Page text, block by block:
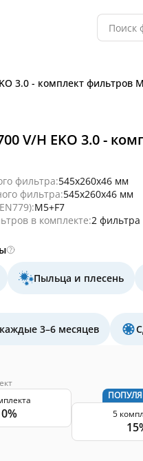
3.0 - комплект фильтров
V/H EKO 3.0 -
фильтра:545x260x46 мм
фильтра:545x260x46 мм
M5+F7
в комплекте:2 фильтра
Пыльца и плесень
3–6 месяцев
5